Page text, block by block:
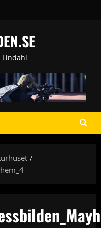
Lindahl